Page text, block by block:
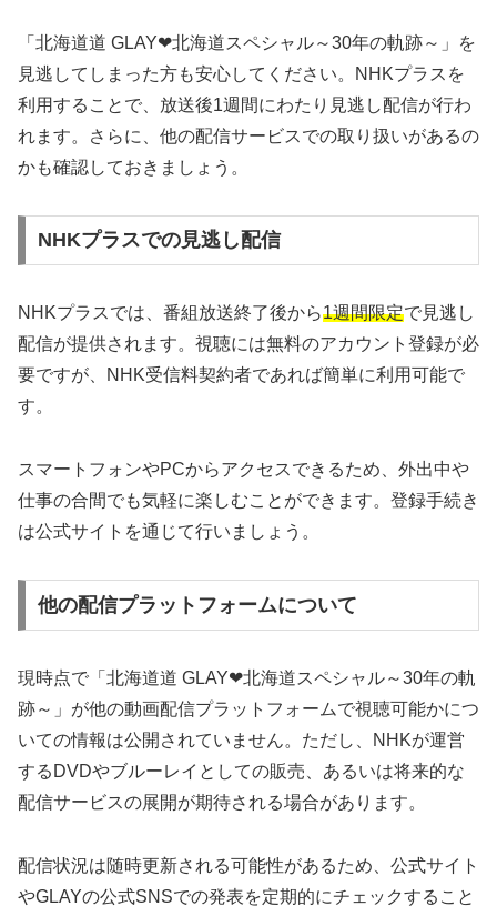
「北海道道 GLAY❤北海道スペシャル～30年の軌跡～」を
見逃してしまった方も安心してください。NHKプラスを
利用することで、放送後1週間にわたり見逃し配信が行わ
れます。さらに、他の配信サービスでの取り扱いがあるの
かも確認しておきましょう。
NHKプラスでの見逃し配信
NHKプラスでは、番組放送終了後から1週間限定で見逃し
配信が提供されます。視聴には無料のアカウント登録が必
要ですが、NHK受信料契約者であれば簡単に利用可能で
す。
スマートフォンやPCからアクセスできるため、外出中や
仕事の合間でも気軽に楽しむことができます。登録手続き
は公式サイトを通じて行いましょう。
他の配信プラットフォームについて
現時点で「北海道道 GLAY❤北海道スペシャル～30年の軌
跡～」が他の動画配信プラットフォームで視聴可能かにつ
いての情報は公開されていません。ただし、NHKが運営
するDVDやブルーレイとしての販売、あるいは将来的な
配信サービスの展開が期待される場合があります。
配信状況は随時更新される可能性があるため、公式サイト
やGLAYの公式SNSでの発表を定期的にチェックすること